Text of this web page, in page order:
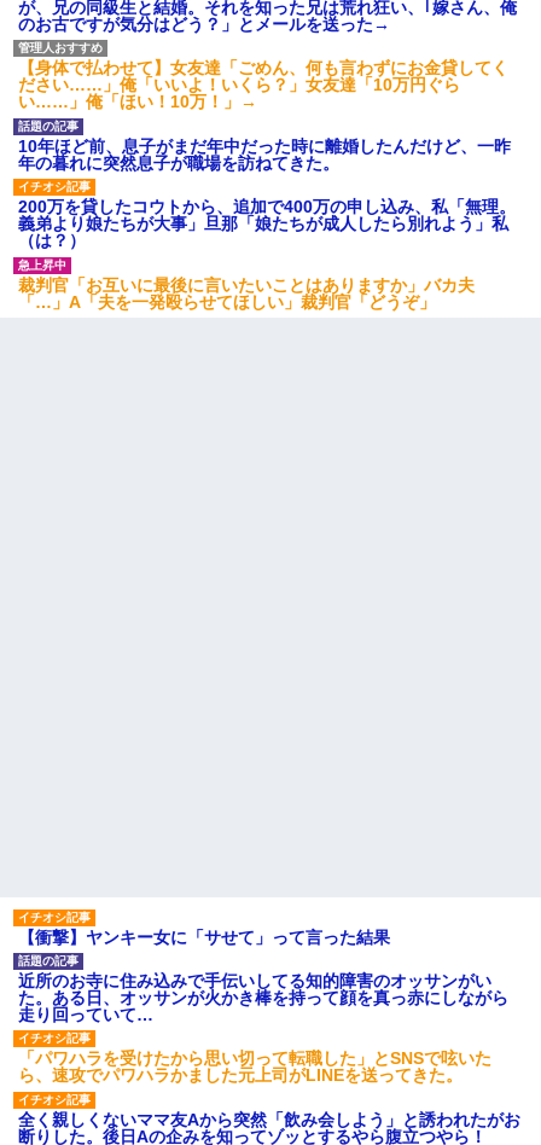
評価で苦々しく思った
嫁の妹（26歳）がずっとウチに泊まりに来た結果→俺がヤバイｗ
ｗｗｗｗｗｗｗ
「お前の父ちゃんは自宅警備員」とかからかわれたけど、実はと
んでもない仕事に就いていた
【悲報】姉と入浴中に大きくなってしまった結果ｗｗｗｗｗｗｗ
ｗ
からない
デパートの外商『私さんだと名乗る女が、ツケで宝石を買おうと
していて…』私「！？」→ 翌日。ママ友たちの様子が微妙におか
しくなり・・・
彼氏の家に泊まる事になり、ゲームで盛り上がってさぁ寝よう！
と電気を消すとミシッって音が…彼「ちょっと待ってて」→勢い
よくドアを開けるとなんと…
が、兄の同級生と結婚。それを知った兄は荒れ狂い、｢嫁さん、俺
のお古ですが気分はどう？」とメールを送った→
【身体で払わせて】女友達「ごめん、何も言わずにお金貸してく
ださい……」俺「いいよ！いくら？」女友達「10万円ぐら
い……」俺「ほい！10万！」→
10年ほど前、息子がまだ年中だった時に離婚したんだけど、一昨
年の暮れに突然息子が職場を訪ねてきた。
200万を貸したコウトから、追加で400万の申し込み、私「無理。
義弟より娘たちが大事」旦那「娘たちが成人したら別れよう」私
（は？）
裁判官「お互いに最後に言いたいことはありますか」バカ夫
「…」A「夫を一発殴らせてほしい」裁判官「どうぞ」
【衝撃】ヤンキー女に「サせて」って言った結果
近所のお寺に住み込みで手伝いしてる知的障害のオッサンがい
た。ある日、オッサンが火かき棒を持って顔を真っ赤にしながら
走り回っていて…
「パワハラを受けたから思い切って転職した」とSNSで呟いた
ら、速攻でパワハラかました元上司がLINEを送ってきた。
全く親しくないママ友Aから突然「飲み会しよう」と誘われたがお
断りした。後日Aの企みを知ってゾッとするやら腹立つやら！